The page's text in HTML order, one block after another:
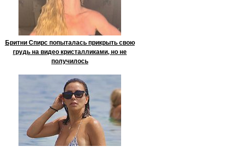
Бритни Спирс попыталась прикрыть свою
грудь на видео кристалликами, но не
получилось